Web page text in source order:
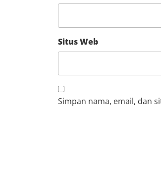
Situs Web
Simpan nama, email, dan